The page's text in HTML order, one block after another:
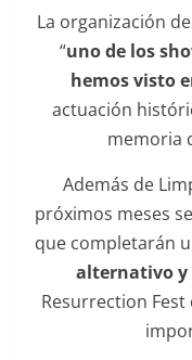
La organización
“uno de los
hemos visto
actuación
memoria
Además de
próximos meses
que completarán
alternativo y
Resurrection